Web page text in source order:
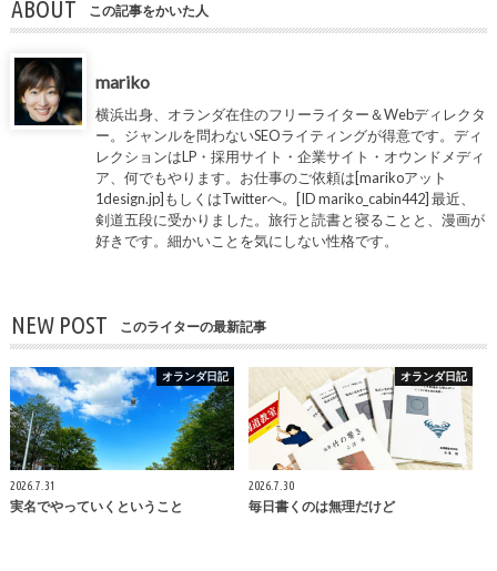
ABOUT この記事をかいた人
mariko
横浜出身、オランダ在住のフリーライター＆Webディレクタ
ー。ジャンルを問わないSEOライティングが得意です。ディ
レクションはLP・採用サイト・企業サイト・オウンドメディ
ア、何でもやります。お仕事のご依頼は[marikoアット
1design.jp]もしくはTwitterへ。[ID mariko_cabin442] 最近、
剣道五段に受かりました。旅行と読書と寝ることと、漫画が
好きです。細かいことを気にしない性格です。
NEW POST このライターの最新記事
オランダ日記
2026.7.31
実名でやっていくということ
オランダ日記
2026.7.30
毎日書くのは無理だけど